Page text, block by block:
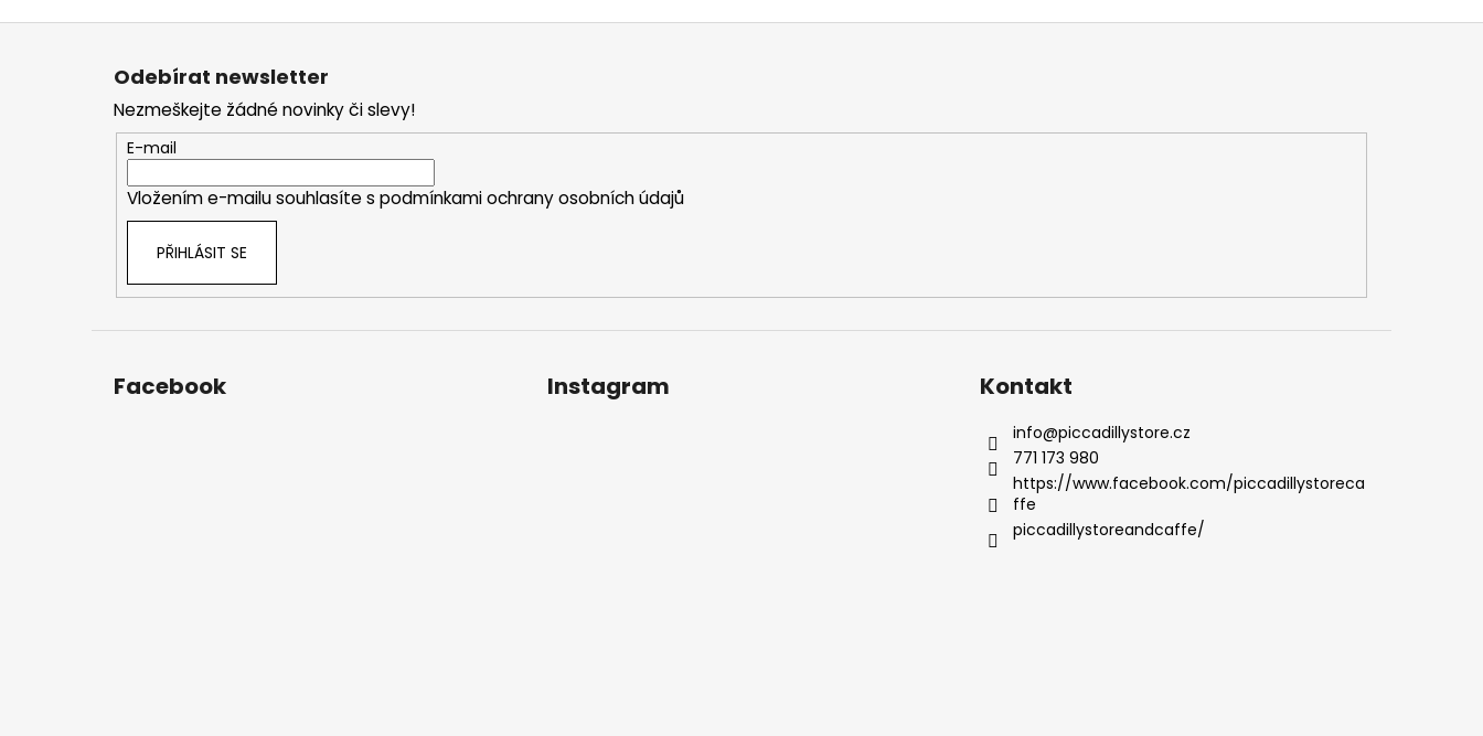
Z
Odebírat newsletter
Nezmeškejte žádné novinky či slevy!
E-mail
Vložením e-mailu souhlasíte s podmínkami ochrany osobních údajů
PŘIHLÁSIT SE
Facebook Instagram Kontakt
info@piccadillystore.cz
771 173 980
https://www.facebook.com/piccadillystoreca
ffe
piccadillystoreandcaffe/